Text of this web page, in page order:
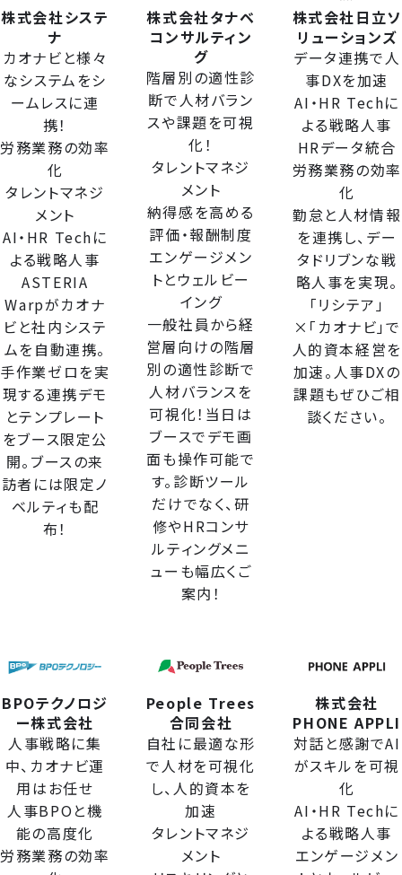
株式会社システ
ナ
カオナビと様々
なシステムをシ
ームレスに連
携！
労務業務の効率
化
タレントマネジ
メント
AI・HR Techに
よる戦略人事
ASTERIA
Warpがカオナ
ビと社内システ
ムを自動連携。
手作業ゼロを実
現する連携デモ
とテンプレート
をブース限定公
開。ブースの来
訪者には限定ノ
ベルティも配
布！
株式会社タナベ
コンサルティン
グ
階層別の適性診
断で人材バラン
スや課題を可視
化！
タレントマネジ
メント
納得感を高める
評価・報酬制度
エンゲージメン
トとウェルビー
イング
一般社員から経
営層向けの階層
別の適性診断で
人材バランスを
可視化！当日は
ブースでデモ画
面も操作可能で
す。診断ツール
だけでなく、研
修やHRコンサ
ルティングメニ
ューも幅広くご
案内！
株式会社日立ソ
リューションズ
データ連携で人
事DXを加速
AI・HR Techに
よる戦略人事
HRデータ統合
労務業務の効率
化
勤怠と人材情報
を連携し、デー
タドリブンな戦
略人事を実現。
「リシテア」
×「カオナビ」で
人的資本経営を
加速。人事DXの
課題もぜひご相
談ください。
BPOテクノロジ
ー株式会社
人事戦略に集
中、カオナビ運
用はお任せ
人事BPOと機
能の高度化
労務業務の効率
People Trees
合同会社
自社に最適な形
で人材を可視化
し、人的資本を
加速
タレントマネジ
メント
株式会社
PHONE APPLI
対話と感謝でAI
がスキルを可視
化
AI・HR Techに
よる戦略人事
エンゲージメン